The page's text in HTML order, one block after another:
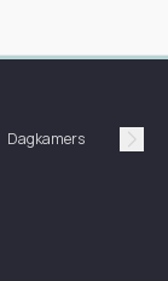
Dagkamers